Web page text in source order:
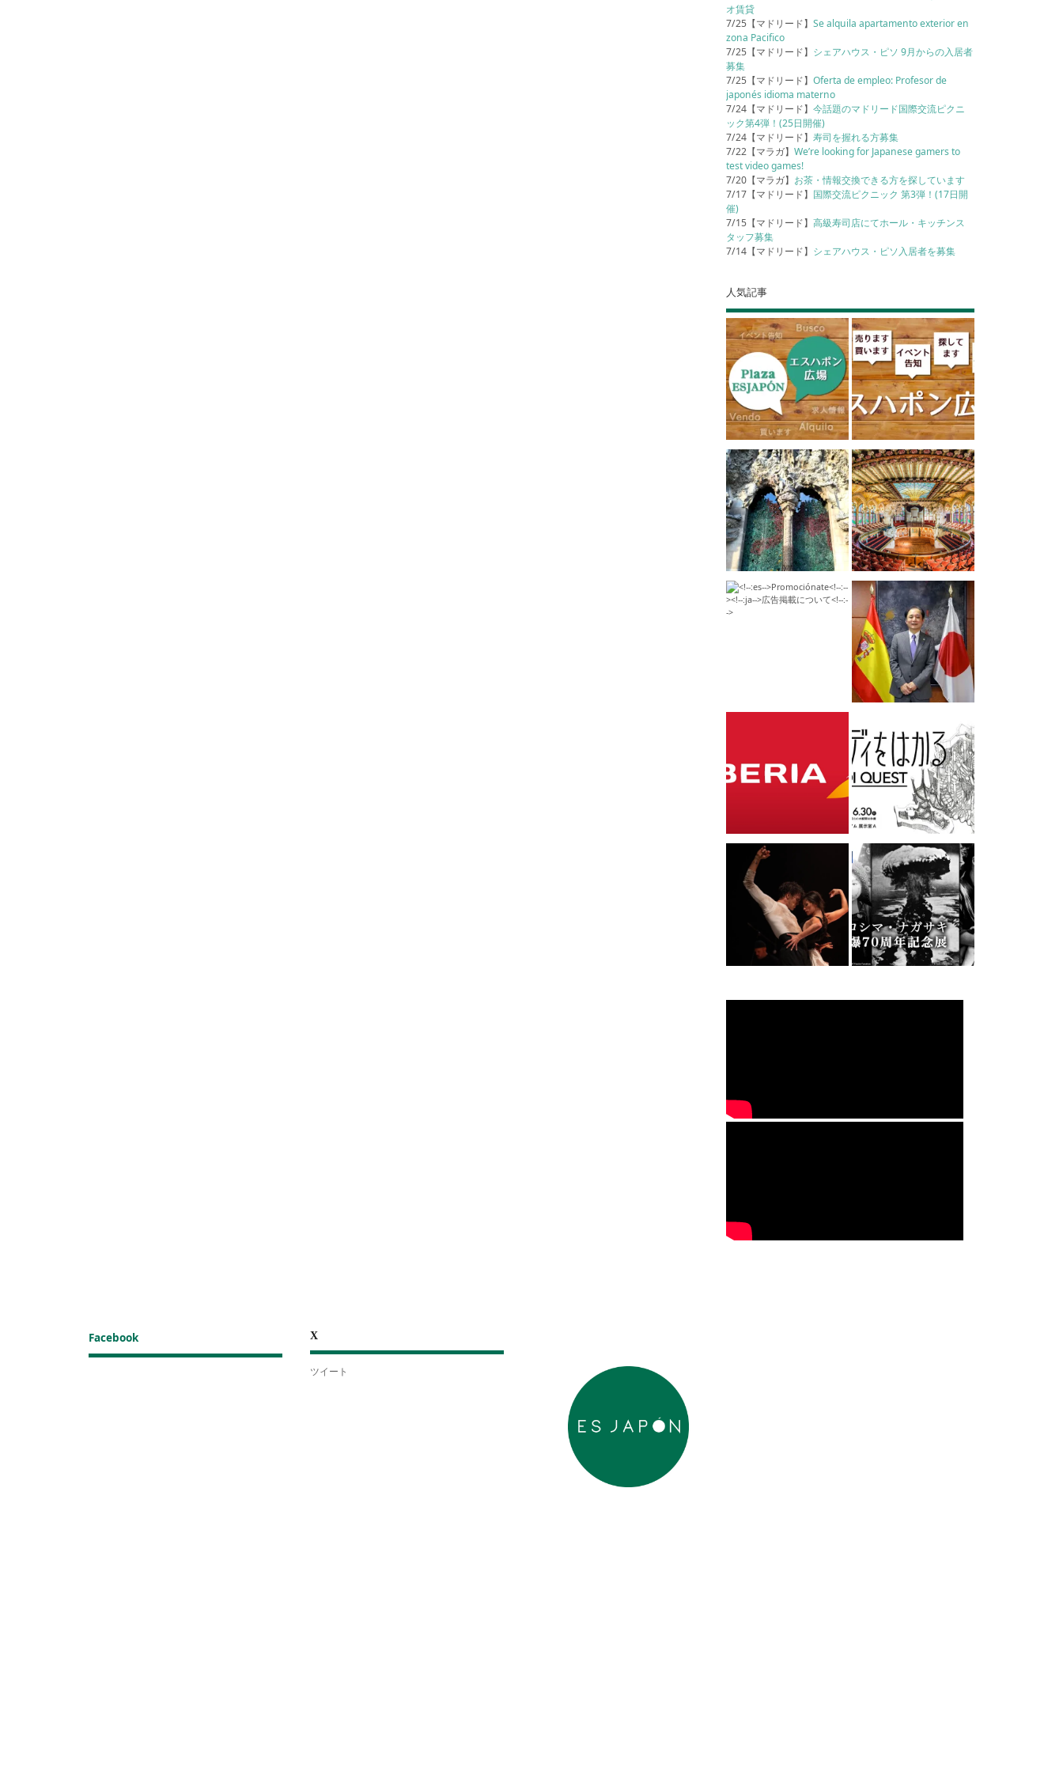
オ賃貸
7/25【マドリード】Se alquila apartamento exterior en
zona Pacifico
7/25【マドリード】 シェアハウス・ピソ 9月からの入居者
募集
7/25【マドリード】Oferta de empleo: Profesor de
japonés idioma materno
7/24【マドリード】今話題のマドリード国際交流ピクニ
ック第4弾！(25日開催)
7/24【マドリード】寿司を握れる方募集
7/22【マラガ】We’re looking for Japanese gamers to
test video games!
7/20【マラガ】 お茶・情報交換できる方を探しています
7/17【マドリード】 国際交流ピクニック 第3弾！(17日開
催)
7/15【マドリード】高級寿司店にてホール・キッチンス
タッフ募集
7/14【マドリード】 シェアハウス・ピソ入居者を募集
人気記事
Facebook X
ツイート